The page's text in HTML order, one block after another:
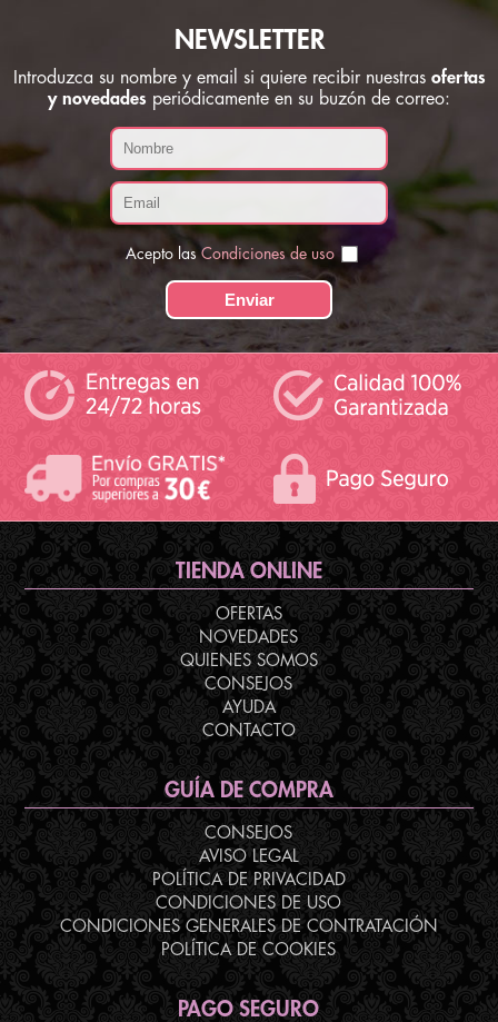
NEWSLETTER
Introduzca su nombre y email si quiere recibir nuestras ofertas
y novedades periódicamente en su buzón de correo:
Acepto las Condiciones de uso
TIENDA ONLINE
OFERTAS
NOVEDADES
QUIENES SOMOS
CONSEJOS
AYUDA
CONTACTO
GUÍA DE COMPRA
CONSEJOS
AVISO LEGAL
POLÍTICA DE PRIVACIDAD
CONDICIONES DE USO
CONDICIONES GENERALES DE CONTRATACIÓN
POLÍTICA DE COOKIES
PAGO SEGURO